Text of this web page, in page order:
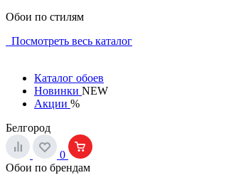
Обои по стилям
Посмотреть весь каталог
Каталог обоев
Новинки NEW
Акции %
Белгород
0
Обои по брендам